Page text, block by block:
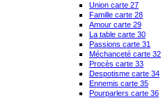
Union carte 27
Famille carte 28
Amour carte 29
La table carte 30
Passions carte 31
Méchanceté carte 32
Procès carte 33
Despotisme carte 34
Ennemis carte 35
Pourparlers carte 36